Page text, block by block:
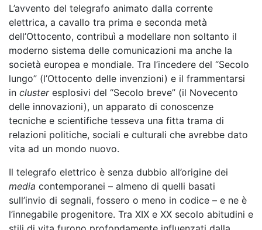
L’avvento del telegrafo animato dalla corrente
elettrica, a cavallo tra prima e seconda metà
dell’Ottocento, contribuì a modellare non soltanto il
moderno sistema delle comunicazioni ma anche la
società europea e mondiale. Tra l’incedere del “Secolo
lungo” (l’Ottocento delle invenzioni) e il frammentarsi
in clusteresplosivi del “Secolo breve” (il Novecento
delle innovazioni), un apparato di conoscenze
tecniche e scientifiche tesseva una fitta trama di
relazioni politiche, sociali e culturali che avrebbe dato
vita ad un mondo nuovo.
Il telegrafo elettrico è senza dubbio all’origine dei
media contemporanei – almeno di quelli basati
sull’invio di segnali, fossero o meno in codice – e ne è
l’innegabile progenitore. Tra XIX e XX secolo abitudini e